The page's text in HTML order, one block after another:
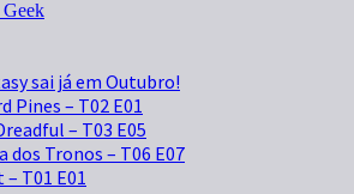
sai já em Outubro!
Pines – T02 E01
– T03 E05
dos Tronos – T06 E07
T01 E01